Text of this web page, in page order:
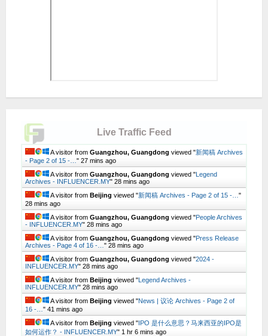
Live Traffic Feed
A visitor from Guangzhou, Guangdong viewed "新闻稿 Archives
- Page 2 of 15 -… " 27 mins ago
A visitor from Guangzhou, Guangdong viewed "Legend
Archives - INFLUENCER.MY" 28 mins ago
A visitor from Beijing viewed "新闻稿 Archives - Page 2 of 15 -… "
28 mins ago
A visitor from Guangzhou, Guangdong viewed "People Archives
- INFLUENCER.MY" 28 mins ago
A visitor from Guangzhou, Guangdong viewed "Press Release
Archives - Page 4 of 16 -… " 28 mins ago
A visitor from Guangzhou, Guangdong viewed "2024 -
INFLUENCER.MY" 28 mins ago
A visitor from Beijing viewed "Legend Archives -
INFLUENCER.MY" 28 mins ago
A visitor from Beijing viewed "News | 议论 Archives - Page 2 of
16 -… " 41 mins ago
A visitor from Beijing viewed "IPO 是什么意思？马来西亚的IPO是
如何运作？ - INFLUENCER.MY" 1 hr 6 mins ago